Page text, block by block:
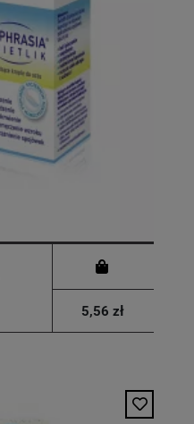
5,56 zł